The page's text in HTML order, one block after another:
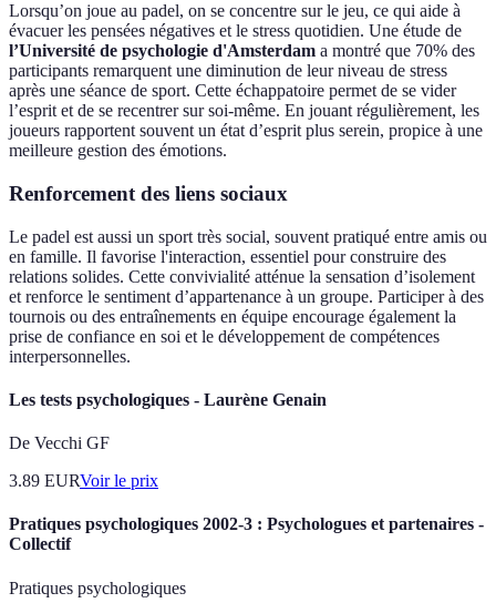
Lorsqu’on joue au padel, on se concentre sur le jeu, ce qui aide à
évacuer les pensées négatives et le stress quotidien. Une étude de
l’Université de psychologie d'Amsterdam a montré que 70% des
participants remarquent une diminution de leur niveau de stress
après une séance de sport. Cette échappatoire permet de se vider
l’esprit et de se recentrer sur soi-même. En jouant régulièrement, les
joueurs rapportent souvent un état d’esprit plus serein, propice à une
meilleure gestion des émotions.
Renforcement des liens sociaux
Le padel est aussi un sport très social, souvent pratiqué entre amis ou
en famille. Il favorise l'interaction, essentiel pour construire des
relations solides. Cette convivialité atténue la sensation d’isolement
et renforce le sentiment d’appartenance à un groupe. Participer à des
tournois ou des entraînements en équipe encourage également la
prise de confiance en soi et le développement de compétences
interpersonnelles.
Les tests psychologiques - Laurène Genain
De Vecchi GF
3.89 EURVoir le prix
Pratiques psychologiques 2002-3 : Psychologues et partenaires -
Collectif
Pratiques psychologiques